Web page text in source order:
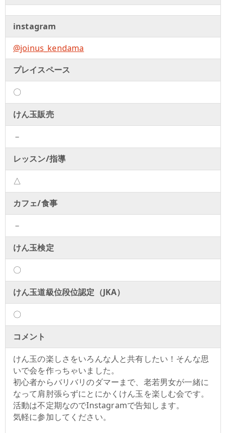
instagram
@joinus_kendama
プレイスペース
〇
けん玉販売
－
レッスン/指導
△
カフェ/食事
－
けん玉検定
〇
けん玉道級位段位認定（JKA）
〇
コメント
けん玉の楽しさをいろんな人と共有したい！そんな思
いで会を作っちゃいました。
初心者からバリバリのダマーまで、老若男女が一緒に
なって肩肘張らずにとにかくけん玉を楽しむ会です。
活動は不定期なのでInstagramで告知します。
気軽に参加してください。